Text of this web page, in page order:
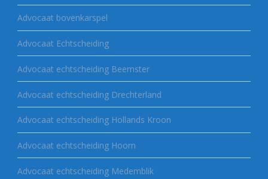
Advocaat bovenkarspel
Advocaat Echtscheiding
Advocaat echtscheiding Beemster
Advocaat echtscheiding Drechterland
Advocaat echtscheiding Hollands Kroon
Advocaat echtscheiding Hoorn
Advocaat echtscheiding Medemblik